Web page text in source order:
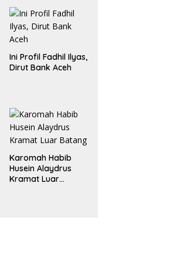
Liga Olimpiade
Nasional
Ini Profil Fadhil Ilyas,
Dirut Bank Aceh
Karomah Habib
Husein Alaydrus
Kramat Luar